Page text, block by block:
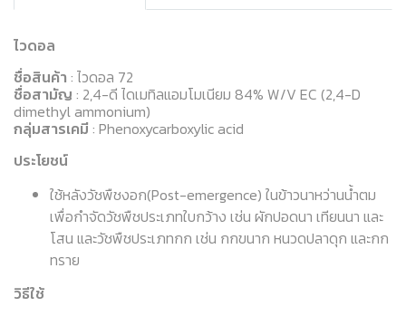
ไวดอล
ชื่อสินค้า : ไวดอล 72
ชื่อสามัญ : 2,4-ดี ไดเมทิลแอมโมเนียม 84% W/V EC (2,4-D
dimethyl ammonium)
กลุ่มสารเคมี : Phenoxycarboxylic acid
ประโยชน์
ใช้หลังวัชพืชงอก(Post-emergence) ในข้าวนาหว่านน้ำตม
เพื่อกำจัดวัชพืชประเภทใบกว้าง เช่น ผักปอดนา เทียนนา และ
โสน และวัชพืชประเภทกก เช่น กกขนาก หนวดปลาดุก และกก
ทราย
วิธีใช้